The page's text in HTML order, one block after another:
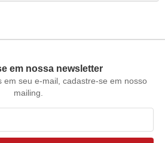
em nossa newsletter
em seu e-mail, cadastre-se em nosso
mailing.